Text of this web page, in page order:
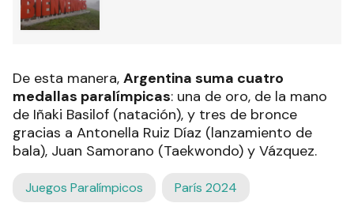
De esta manera, Argentina suma cuatro
medallas paralímpicas: una de oro, de la mano
de Iñaki Basilof (natación), y tres de bronce
gracias a Antonella Ruiz Díaz (lanzamiento de
bala), Juan Samorano (Taekwondo) y Vázquez.
Juegos Paralímpicos París 2024